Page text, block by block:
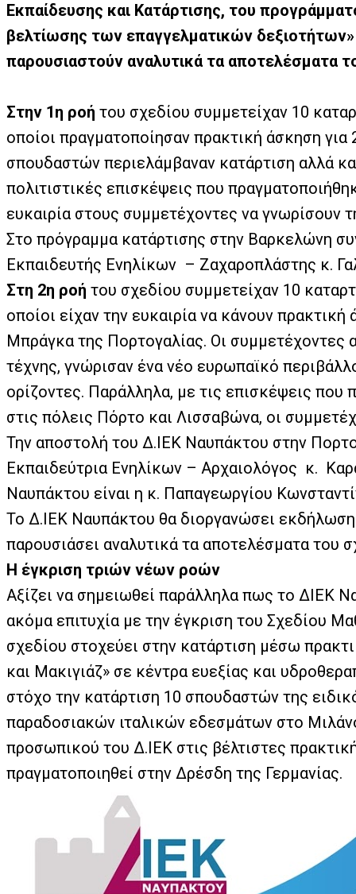
Εκπαίδευσης και Κατάρτισης, του
βελτίωσης των επαγγελματικών
παρουσιαστούν αναλυτικά τα αποτελέσματα
Στην 1η ροή του σχεδίου συμμετείχαν 10
οποίοι πραγματοποίησαν πρακτική άσκηση
σπουδαστών περιελάμβαναν κατάρτιση αλλά
πολιτιστικές επισκέψεις που
ευκαιρία στους συμμετέχοντες να γνωρίσουν
Στο πρόγραμμα κατάρτισης στην Βαρκελώνη
Εκπαιδευτής Ενηλίκων – Ζαχαροπλάστης κ.
Στη 2η ροή του σχεδίου συμμετείχαν 10
οποίοι είχαν την ευκαιρία να κάνουν
Μπράγκα της Πορτογαλίας. Οι συμμετέχοντες
τέχνης, γνώρισαν ένα νέο ευρωπαϊκό
ορίζοντες. Παράλληλα, με τις επισκέψεις
στις πόλεις Πόρτο και Λισσαβώνα, οι
Την αποστολή του Δ.ΙΕΚ Ναυπάκτου στην
Εκπαιδεύτρια Ενηλίκων – Αρχαιολόγος κ.
Ναυπάκτου είναι η κ. Παπαγεωργίου
Το Δ.ΙΕΚ Ναυπάκτου θα διοργανώσει
παρουσιάσει αναλυτικά τα αποτελέσματα του
Η έγκριση τριών νέων ροών
Αξίζει να σημειωθεί παράλληλα πως το ΔΙΕΚ
ακόμα επιτυχία με την έγκριση του Σχεδίου
σχεδίου στοχεύει στην κατάρτιση μέσω
και Μακιγιάζ» σε κέντρα ευεξίας και
στόχο την κατάρτιση 10 σπουδαστών της
παραδοσιακών ιταλικών εδεσμάτων στo
προσωπικού του Δ.ΙΕΚ στις βέλτιστες
πραγματοποιηθεί στην Δρέσδη της Γερμανίας.